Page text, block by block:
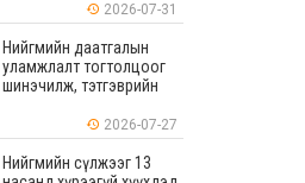
2026-07-31
Нийгмийн даатгалын
уламжлалт тогтолцоог
шинэчилж, тэтгэврийн
ашиглагдаагүй
үлдэгдлийг өвлүүлэх
боломжтой боллоо
2026-07-27
Нийгмийн сүлжээг 13